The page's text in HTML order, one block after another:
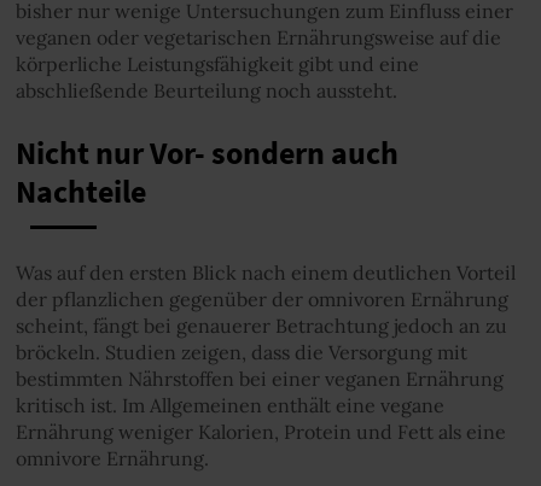
bisher nur wenige Untersuchungen zum Einfluss einer
veganen oder vegetarischen Ernährungsweise auf die
körperliche Leistungsfähigkeit gibt und eine
abschließende Beurteilung noch aussteht.
Nicht nur Vor- sondern auch
Nachteile
Was auf den ersten Blick nach einem deutlichen Vorteil
der pflanzlichen gegenüber der omnivoren Ernährung
scheint, fängt bei genauerer Betrachtung jedoch an zu
bröckeln. Studien zeigen, dass die Versorgung mit
bestimmten Nährstoffen bei einer veganen Ernährung
kritisch ist. Im Allgemeinen enthält eine vegane
Ernährung weniger Kalorien, Protein und Fett als eine
omnivore Ernährung.